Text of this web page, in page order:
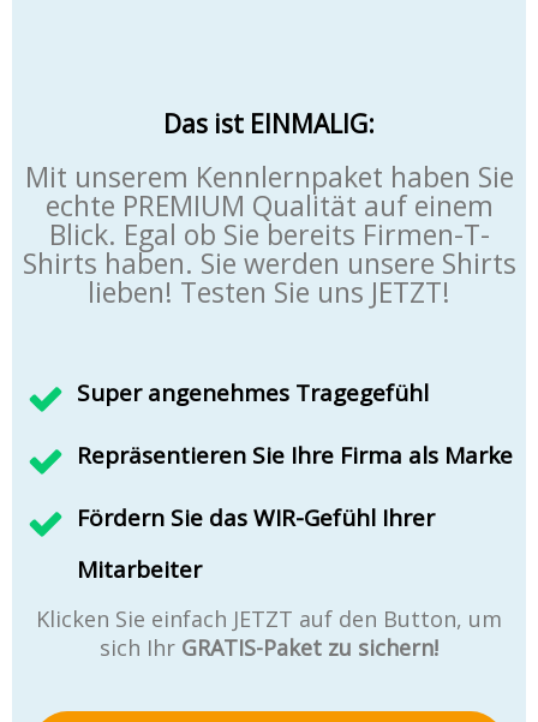
Das ist EINMALIG:
Mit unserem Kennlernpaket haben Sie
echte PREMIUM Qualität auf einem
Blick. Egal ob Sie bereits Firmen-T-
Shirts haben. Sie werden unsere Shirts
lieben! Testen Sie uns JETZT!
Super angenehmes Tragegefühl
Repräsentieren Sie Ihre Firma als Marke
Fördern Sie das WIR-Gefühl Ihrer
Mitarbeiter
Klicken Sie einfach JETZT auf den Button, um
sich Ihr GRATIS-Paket zu sichern!